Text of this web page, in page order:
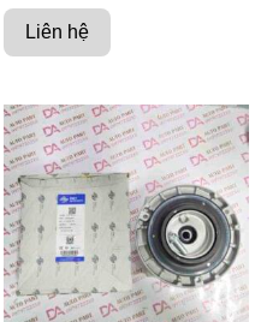
Liên hệ